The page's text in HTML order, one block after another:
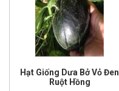
Hạt Giống Dưa Bở Vỏ Đen
Ruột Hồng